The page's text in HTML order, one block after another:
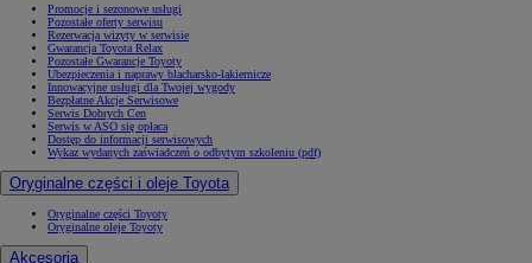
Promocje i sezonowe usługi
Pozostałe oferty serwisu
Rezerwacja wizyty w serwisie
Gwarancja Toyota Relax
Pozostałe Gwarancje Toyoty
Ubezpieczenia i naprawy blacharsko-lakiernicze
Innowacyjne usługi dla Twojej wygody
Bezpłatne Akcje Serwisowe
Serwis Dobrych Cen
Serwis w ASO się opłaca
Dostęp do informacji serwisowych
Wykaz wydanych zaświadczeń o odbytym szkoleniu (pdf)
Oryginalne części i oleje Toyota
Oryginalne części Toyoty
Oryginalne oleje Toyoty
Akcesoria